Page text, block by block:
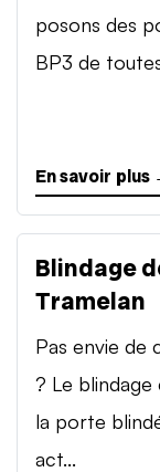
posons des
BP3 de
En savoir plus
Blindage
Tramelan
Pas envie
? Le
la porte
act...